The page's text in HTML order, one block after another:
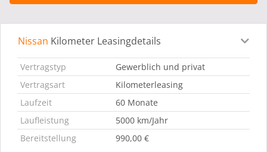
Leasingdetails Fahrzeugdetails
Nissan Kilometer Leasingdetails
Vertragstyp
Gewerblich und privat
Vertragsart
Kilometerleasing
Laufzeit
60 Monate
Laufleistung
5000 km/Jahr
Bereitstellung
990,00 €